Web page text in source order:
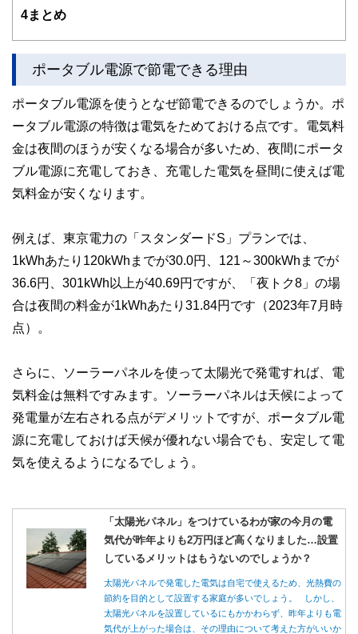
4まとめ
ポータブル電源で節電できる理由
ポータブル電源を使うとなぜ節電できるのでしょうか。ポ
ータブル電源の特徴は電気をためておける点です。電気料
金は夜間のほうが安くなる場合が多いため、夜間にポータ
ブル電源に充電しておき、充電した電気を昼間に使えば電
気料金が安くなります。
例えば、東京電力の「スタンダードS」プランでは、
1kWhあたり120kWhまでが30.0円、121～300kWhまでが
36.6円、301kWh以上が40.69円ですが、「夜トク8」の場
合は夜間の料金が1kWhあたり31.84円です（2023年7月時
点）。
さらに、ソーラーパネルを使って太陽光で発電すれば、電
気料金は無料ですみます。ソーラーパネルは天候によって
発電量が左右される点がデメリットですが、ポータブル電
源に充電しておけば天候が優れない場合でも、安定して電
気を使えるようになるでしょう。
「太陽光パネル」をつけているわが家の今月の電
気代が昨年よりも2万円ほど高くなりました…設置
しているメリットはもうないのでしょうか？
太陽光パネルで発電した電気は自宅で使えるため、光熱費の
節約を目的として設置する家庭が多いでしょう。 しかし、
太陽光パネルを設置しているにもかかわらず、昨年よりも電
気代が上がった場合は、その理由について考えた方がいいか